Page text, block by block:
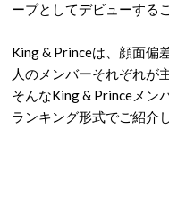
ープとしてデビューする
King & Princeは、顔面偏
人のメンバーそれぞれが
そんなKing & Princeメン
ランキング形式でご紹介